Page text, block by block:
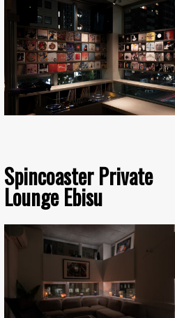
Spincoaster Private
Lounge Ebisu